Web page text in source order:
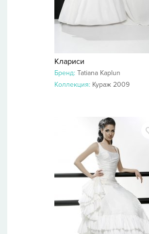
Клариси
Бренд: Tatiana Kaplun
Коллекция: Кураж 2009